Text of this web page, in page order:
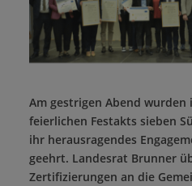
Am gestrigen Abend wurden
feierlichen Festakts sieben
ihr herausragendes
geehrt. Landesrat Brunner
Zertifizierungen an die